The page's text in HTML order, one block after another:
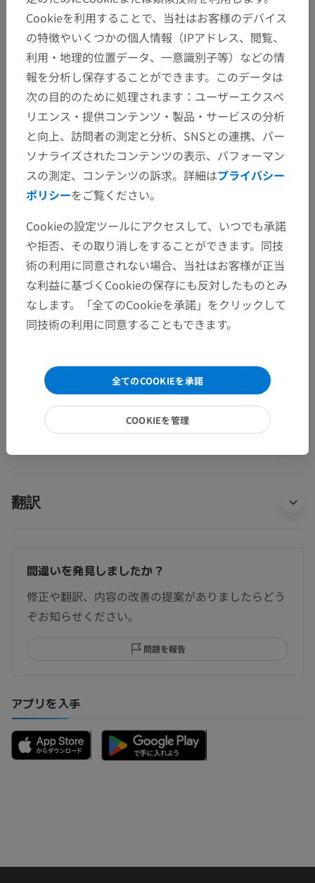
解剖学的階層
人体解剖学1
系統解剖> 心脈管系> 動脈> 脳動脈>
脳底動脈> 後大脳動脈> 外側後頭動脈；P3区 >
前側頭枝
せん
人体神経解剖学
翻訳
間違いを発見しましたか？
修正や翻訳、内容の改善の提案がありましたらどう
ぞお知らせください。
問題を報告
アプリを入手
Cookieを利用することで、当社はお客様のデバイス
の特徴やいくつかの個人情報（IPアドレス、閲覧、
利用・地理的位置データ、一意識別子等）などの情
報を分析し保存することができます。このデータは
次の目的のために処理されます：ユーザーエクスペ
リエンス・提供コンテンツ・製品・サービスの分析
と向上、訪問者の測定と分析、SNSとの連携、パー
ソナライズされたコンテンツの表示、パフォーマン
スの測定、コンテンツの訴求。詳細はプライバシー
ポリシーをご覧ください。
Cookieの設定ツールにアクセスして、いつでも承諾
や拒否、その取り消しをすることができます。同技
術の利用に同意されない場合、当社はお客様が正当
な利益に基づくCookieの保存にも反対したものとみ
なします。「全てのCookieを承諾」をクリックして
同技術の利用に同意することもできます。
全てのCOOKIEを承諾
COOKIEを管理